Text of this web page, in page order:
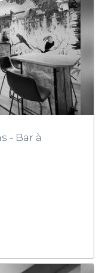
- Bar à